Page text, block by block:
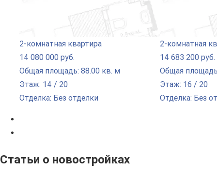
2-комнатная квартира
14 080 000 руб.
Общая площадь: 88.00 кв. м
Этаж: 14 / 20
Отделка: Без отделки
2-комнатная
14 683 200 руб.
Общая
Этаж: 16 / 20
Отделка: Без
Статьи о новостройках